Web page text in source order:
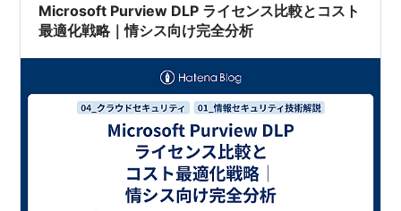
Microsoft Purview DLP ライセンス比較とコスト
最適化戦略｜情シス向け完全分析